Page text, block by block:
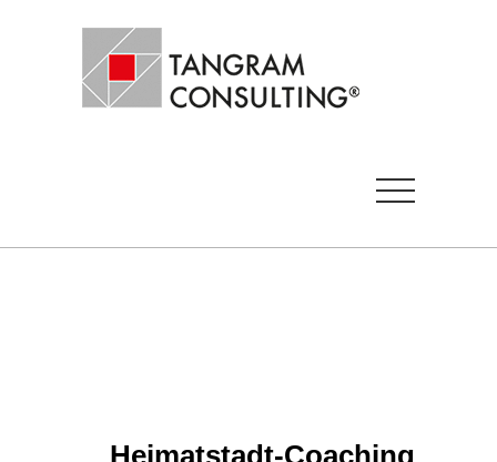
Heimatstadt-Coaching